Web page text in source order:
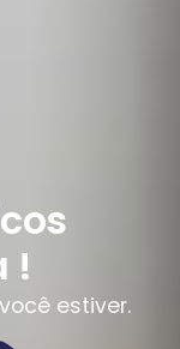
!
estiver.